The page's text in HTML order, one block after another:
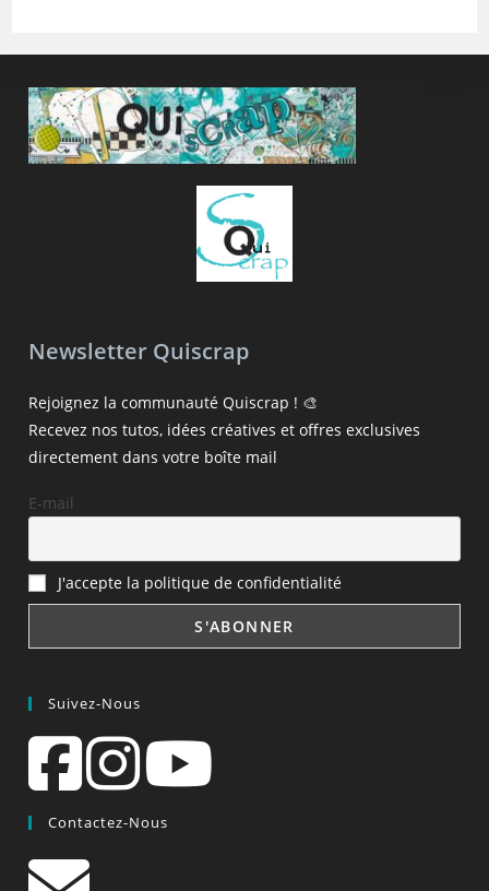
Newsletter Quiscrap
Rejoignez la communauté Quiscrap ! 🎨
Recevez nos tutos, idées créatives et offres exclusives
directement dans votre boîte mail
E-mail
J'accepte la politique de confidentialité
Suivez-Nous
Contactez-Nous